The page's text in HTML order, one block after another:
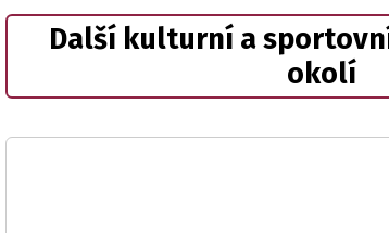
Další kulturní a
okolí